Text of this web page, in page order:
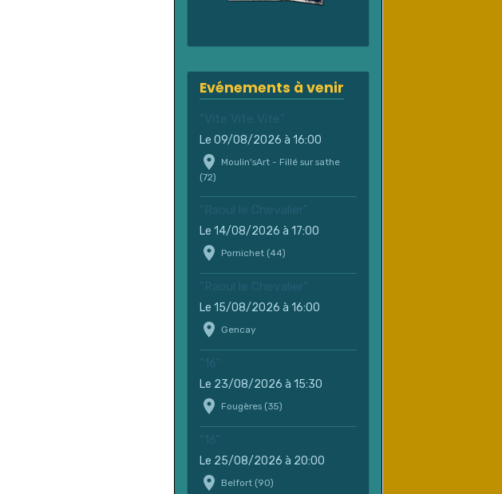
Evénements à venir
"Vite Vite Vite"
Le 09/08/2026 à 16:00
Moulin'sArt - Fillé sur sathe
(72)
"Raoul le Chevalier"
Le 14/08/2026 à 17:00
Pornichet (44)
"Raoul le Chevalier"
Le 15/08/2026 à 16:00
Gencay
"16"
Le 23/08/2026 à 15:30
Fougères (35)
"16"
Le 25/08/2026 à 20:00
Belfort (90)